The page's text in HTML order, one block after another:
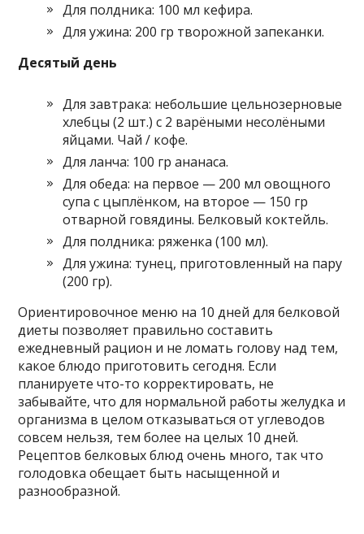
Для полдника: 100 мл кефира.
Для ужина: 200 гр творожной запеканки.
Десятый день
Для завтрака: небольшие цельнозерновые
хлебцы (2 шт.) с 2 варёными несолёными
яйцами. Чай / кофе.
Для ланча: 100 гр ананаса.
Для обеда: на первое — 200 мл овощного
супа с цыплёнком, на второе — 150 гр
отварной говядины. Белковый коктейль.
Для полдника: ряженка (100 мл).
Для ужина: тунец, приготовленный на пару
(200 гр).
Ориентировочное меню на 10 дней для белковой
диеты позволяет правильно составить
ежедневный рацион и не ломать голову над тем,
какое блюдо приготовить сегодня. Если
планируете что-то корректировать, не
забывайте, что для нормальной работы желудка и
организма в целом отказываться от углеводов
совсем нельзя, тем более на целых 10 дней.
Рецептов белковых блюд очень много, так что
голодовка обещает быть насыщенной и
разнообразной.